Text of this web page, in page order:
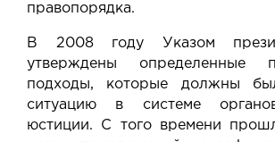
правопорядка.
В 2008 году Указом
утверждены определенные
подходы, которые должны
ситуацию в системе
юстиции. С того времени